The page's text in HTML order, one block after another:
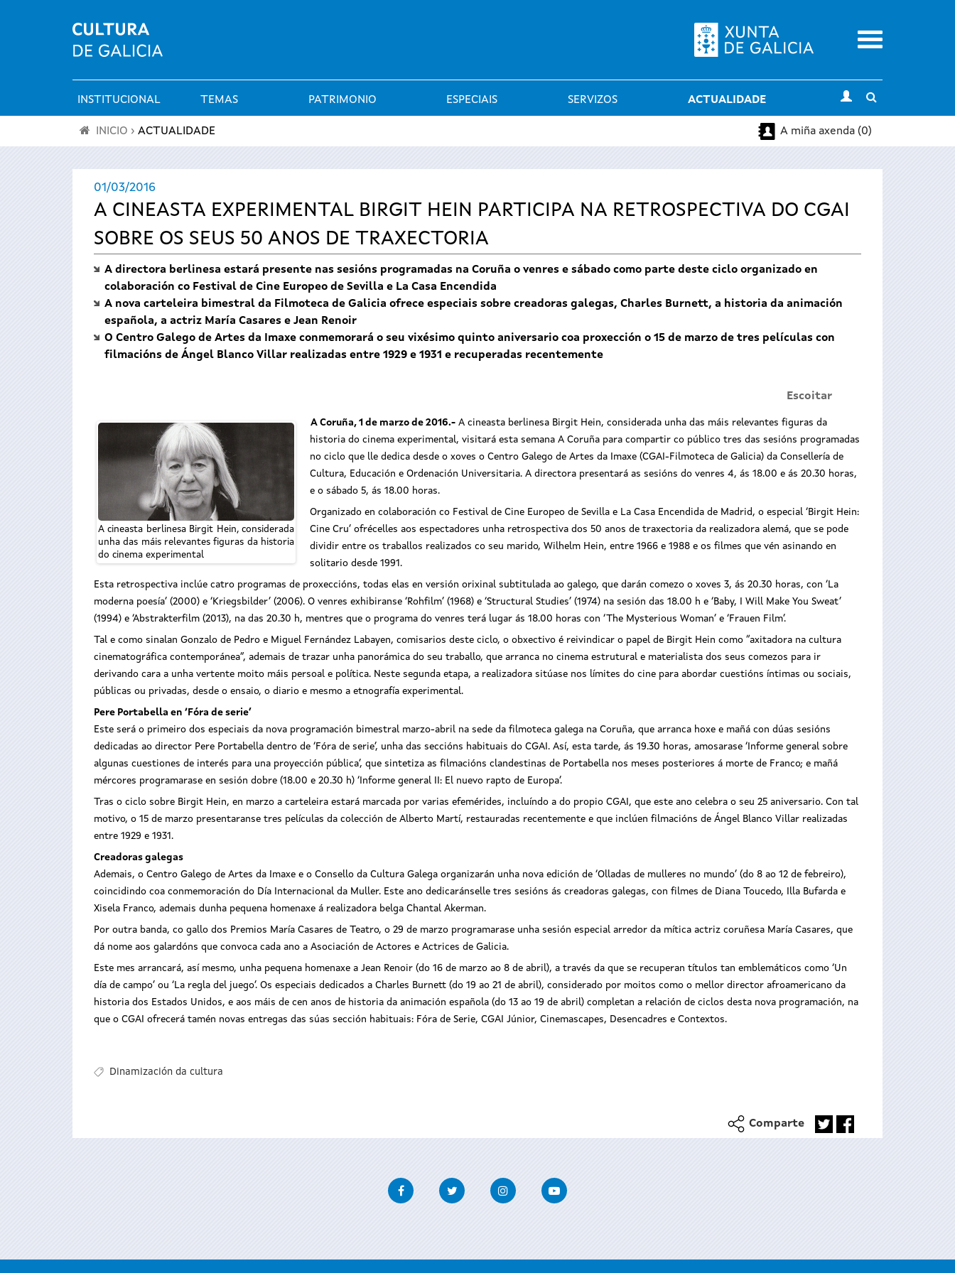
Menu
Menú
principal
INSTITUCIONAL TEMAS PATRIMONIO ESPECIAIS SERVIZOS ACTUALIDADE
search
está
INICIO › ACTUALIDADE A miña axenda (0)
01/03/2016
A CINEASTA EXPERIMENTAL BIRGIT HEIN PARTICIPA NA RETROSPECTIVA DO CGAI
SOBRE OS SEUS 50 ANOS DE TRAXECTORIA
A directora berlinesa estará presente nas sesións programadas na Coruña o venres e sábado como parte deste ciclo organizado en
colaboración co Festival de Cine Europeo de Sevilla e La Casa Encendida
A nova carteleira bimestral da Filmoteca de Galicia ofrece especiais sobre creadoras galegas, Charles Burnett, a historia da animación
española, a actriz María Casares e Jean Renoir
O Centro Galego de Artes da Imaxe conmemorará o seu vixésimo quinto aniversario coa proxección o 15 de marzo de tres películas con
filmacións de Ángel Blanco Villar realizadas entre 1929 e 1931 e recuperadas recentemente
Escoitar
A cineasta berlinesa Birgit Hein, considerada
unha das máis relevantes figuras da historia
do cinema experimental
A Coruña, 1 de marzo de 2016.- A cineasta berlinesa Birgit Hein, considerada unha das máis relevantes figuras da
historia do cinema experimental, visitará esta semana A Coruña para compartir co público tres das sesións programadas
no ciclo que lle dedica desde o xoves o Centro Galego de Artes da Imaxe (CGAI-Filmoteca de Galicia) da Consellería de
Cultura, Educación e Ordenación Universitaria. A directora presentará as sesións do venres 4, ás 18.00 e ás 20.30 horas,
e o sábado 5, ás 18.00 horas.
Organizado en colaboración co Festival de Cine Europeo de Sevilla e La Casa Encendida de Madrid, o especial ‘Birgit Hein:
Cine Cru’ ofrécelles aos espectadores unha retrospectiva dos 50 anos de traxectoria da realizadora alemá, que se pode
dividir entre os traballos realizados co seu marido, Wilhelm Hein, entre 1966 e 1988 e os filmes que vén asinando en
solitario desde 1991.
Esta retrospectiva inclúe catro programas de proxeccións, todas elas en versión orixinal subtitulada ao galego, que darán comezo o xoves 3, ás 20.30 horas, con ‘La
moderna poesía’ (2000) e ‘Kriegsbilder’ (2006). O venres exhibiranse ‘Rohfilm’ (1968) e ‘Structural Studies’ (1974) na sesión das 18.00 h e ‘Baby, I Will Make You Sweat’
(1994) e ‘Abstrakterfilm (2013), na das 20.30 h, mentres que o programa do venres terá lugar ás 18.00 horas con ‘The Mysterious Woman’ e ‘Frauen Film’.
Tal e como sinalan Gonzalo de Pedro e Miguel Fernández Labayen, comisarios deste ciclo, o obxectivo é reivindicar o papel de Birgit Hein como “axitadora na cultura
cinematográfica contemporánea”, ademais de trazar unha panorámica do seu traballo, que arranca no cinema estrutural e materialista dos seus comezos para ir
derivando cara a unha vertente moito máis persoal e política. Neste segunda etapa, a realizadora sitúase nos límites do cine para abordar cuestións íntimas ou sociais,
públicas ou privadas, desde o ensaio, o diario e mesmo a etnografía experimental.
Pere Portabella en ‘Fóra de serie’
Este será o primeiro dos especiais da nova programación bimestral marzo-abril na sede da filmoteca galega na Coruña, que arranca hoxe e mañá con dúas sesións
dedicadas ao director Pere Portabella dentro de ‘Fóra de serie’, unha das seccións habituais do CGAI. Así, esta tarde, ás 19.30 horas, amosarase ‘Informe general sobre
algunas cuestiones de interés para una proyección pública’, que sintetiza as filmacións clandestinas de Portabella nos meses posteriores á morte de Franco; e mañá
mércores programarase en sesión dobre (18.00 e 20.30 h) ‘Informe general II: El nuevo rapto de Europa’.
Tras o ciclo sobre Birgit Hein, en marzo a carteleira estará marcada por varias efemérides, incluíndo a do propio CGAI, que este ano celebra o seu 25 aniversario. Con tal
motivo, o 15 de marzo presentaranse tres películas da colección de Alberto Martí, restauradas recentemente e que inclúen filmacións de Ángel Blanco Villar realizadas
entre 1929 e 1931.
Creadoras galegas
Ademais, o Centro Galego de Artes da Imaxe e o Consello da Cultura Galega organizarán unha nova edición de ‘Olladas de mulleres no mundo’ (do 8 ao 12 de febreiro),
coincidindo coa conmemoración do Día Internacional da Muller. Este ano dedicaránselle tres sesións ás creadoras galegas, con filmes de Diana Toucedo, Illa Bufarda e
Xisela Franco, ademais dunha pequena homenaxe á realizadora belga Chantal Akerman.
Por outra banda, co gallo dos Premios María Casares de Teatro, o 29 de marzo programarase unha sesión especial arredor da mítica actriz coruñesa María Casares, que
dá nome aos galardóns que convoca cada ano a Asociación de Actores e Actrices de Galicia.
Este mes arrancará, así mesmo, unha pequena homenaxe a Jean Renoir (do 16 de marzo ao 8 de abril), a través da que se recuperan títulos tan emblemáticos como ‘Un
día de campo’ ou ‘La regla del juego’. Os especiais dedicados a Charles Burnett (do 19 ao 21 de abril), considerado por moitos como o mellor director afroamericano da
historia dos Estados Unidos, e aos máis de cen anos de historia da animación española (do 13 ao 19 de abril) completan a relación de ciclos desta nova programación, na
que o CGAI ofrecerá tamén novas entregas das súas sección habituais: Fóra de Serie, CGAI Júnior, Cinemascapes, Desencadres e Contextos.
Dinamización da cultura
Comparte
FacebookTwitter InstagramYoutube